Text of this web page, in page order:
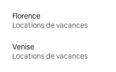
Florence
Locations de vacances
Venise
Locations de vacances